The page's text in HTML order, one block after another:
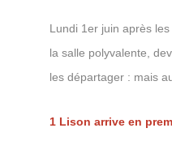
Lundi 1er juin après
la salle polyvalente,
les départager : mais
1 Lison arrive en